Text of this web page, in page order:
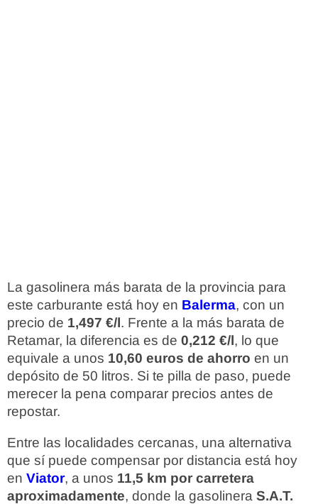
La gasolinera más barata de la provincia para
este carburante está hoy en Balerma, con un
precio de 1,497 €/l. Frente a la más barata de
Retamar, la diferencia es de 0,212 €/l, lo que
equivale a unos 10,60 euros de ahorro en un
depósito de 50 litros. Si te pilla de paso, puede
merecer la pena comparar precios antes de
repostar.
Entre las localidades cercanas, una alternativa
que sí puede compensar por distancia está hoy
en Viator, a unos 11,5 km por carretera
aproximadamente, donde la gasolinera S.A.T.